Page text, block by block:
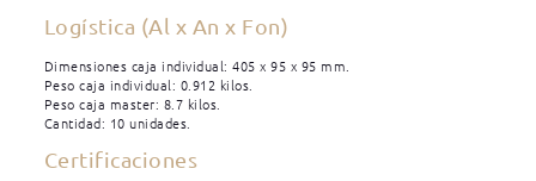
Logística (Al x An x Fon)
Dimensiones caja individual: 405 x 95 x 95 mm.
Peso caja individual: 0.912 kilos.
Peso caja master: 8.7 kilos.
Cantidad: 10 unidades.
Certificaciones